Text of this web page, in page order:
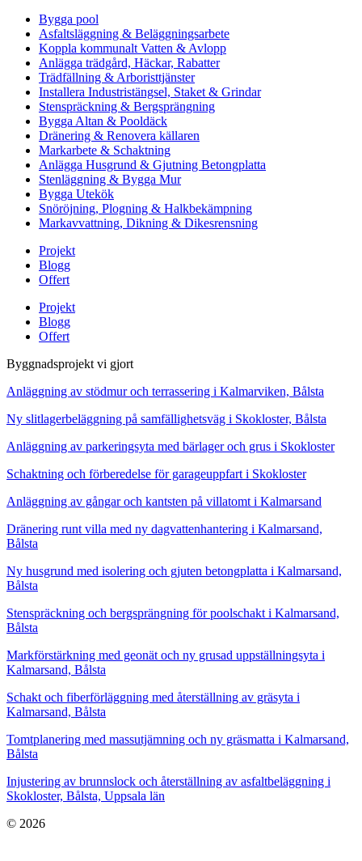
Bygga pool
Asfaltsläggning & Beläggningsarbete
Koppla kommunalt Vatten & Avlopp
Anlägga trädgård, Häckar, Rabatter
Trädfällning & Arboristtjänster
Installera Industristängsel, Staket & Grindar
Stenspräckning & Bergsprängning
Bygga Altan & Pooldäck
Dränering & Renovera källaren
Markarbete & Schaktning
Anlägga Husgrund & Gjutning Betongplatta
Stenläggning & Bygga Mur
Bygga Utekök
Snöröjning, Plogning & Halkbekämpning
Markavvattning, Dikning & Dikesrensning
Projekt
Blogg
Offert
Projekt
Blogg
Offert
Byggnadsprojekt vi gjort
Anläggning av stödmur och terrassering i Kalmarviken, Bålsta
Ny slitlagerbeläggning på samfällighetsväg i Skokloster, Bålsta
Anläggning av parkeringsyta med bärlager och grus i Skokloster
Schaktning och förberedelse för garageuppfart i Skokloster
Anläggning av gångar och kantsten på villatomt i Kalmarsand
Dränering runt villa med ny dagvattenhantering i Kalmarsand,
Bålsta
Ny husgrund med isolering och gjuten betongplatta i Kalmarsand,
Bålsta
Stenspräckning och bergsprängning för poolschakt i Kalmarsand,
Bålsta
Markförstärkning med geonät och ny grusad uppställningsyta i
Kalmarsand, Bålsta
Schakt och fiberförläggning med återställning av gräsyta i
Kalmarsand, Bålsta
Tomtplanering med massutjämning och ny gräsmatta i Kalmarsand,
Bålsta
Injustering av brunnslock och återställning av asfaltbeläggning i
Skokloster, Bålsta, Uppsala län
© 2026